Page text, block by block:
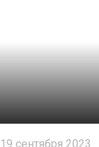
19 сентября 2023